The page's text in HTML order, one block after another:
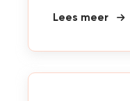
Lees meer